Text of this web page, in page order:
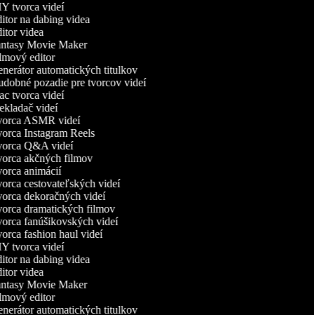
tvorca videí
na dabing videa
videa
Movie Maker
editor
automatických titulkov
pozadie pre tvorcov videí
tvorca videí
videí
ASMR videí
Instagram Reels
Q&A videí
akčných filmov
animácií
cestovateľských videí
dekoračných videí
dramatických filmov
fanúšikovských videí
fashion haul videí
tvorca videí
na dabing videa
videa
Movie Maker
editor
automatických titulkov